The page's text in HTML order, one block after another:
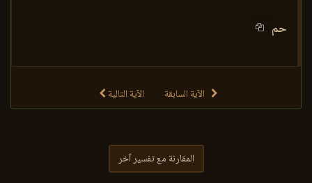
حم
الآية السابقة الآية التالية
المقارنة مع تفسير آخر